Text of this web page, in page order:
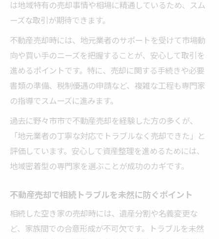
プ
ト
🏠 かんたん無料査定
※しつこい営業は一切ありません※ご入力いた
だいた情報は査定以外には使用いたしません
は地域特有の売却事情や相場に精通しているため、スム
ーズな取引が期待できます。
不動産売却時には、地元業者のサポートを受けて市場動
向や買い手のニーズを把握することが、安心して取引を
進めるポイントです。特に、売却に関する手続きや必要
書類の準備、税制優遇の申請など、複雑な工程も専門家
の指導でスムーズに進みます。
過去に野々市市で不動産売却を経験した方の多くが、
「地元業者の丁寧な対応でトラブルなく売却できた」と
評価しています。安心して資産整理を進めるためには、
地域密着型の専門家を選ぶことが成功のカギです。
不動産売却で相続トラブルを未然に防ぐポイント
相続した空き家の売却時には、遺産分割や名義変更な
ど、家族間での合意形成が不可欠です。トラブルを未然